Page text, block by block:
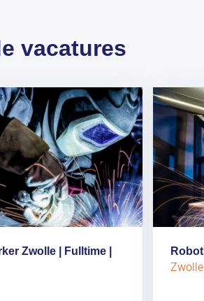
vacatures
Zwolle | Fulltime |
Zwolle